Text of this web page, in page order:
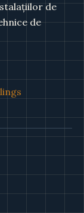
de
de